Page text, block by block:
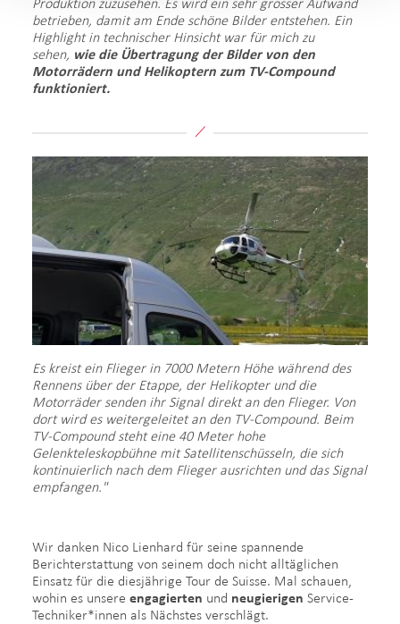
betrieben, damit am Ende schöne Bilder entstehen. Ein
Highlight in technischer Hinsicht war für mich zu
sehen, wie die Übertragung der Bilder von den
Motorrädern und Helikoptern zum TV-Compound
funktioniert.
Es kreist ein Flieger in 7000 Metern Höhe während des
Rennens über der Etappe, der Helikopter und die
Motorräder senden ihr Signal direkt an den Flieger. Von
dort wird es weitergeleitet an den TV-Compound. Beim
TV-Compound steht eine 40 Meter hohe
Gelenkteleskopbühne mit Satellitenschüsseln, die sich
kontinuierlich nach dem Flieger ausrichten und das Signal
empfangen."
Wir danken Nico Lienhard für seine spannende
Berichterstattung von seinem doch nicht alltäglichen
Einsatz für die diesjährige Tour de Suisse. Mal schauen,
wohin es unsere engagierten und neugierigen Service-
Techniker*innen als Nächstes verschlägt.